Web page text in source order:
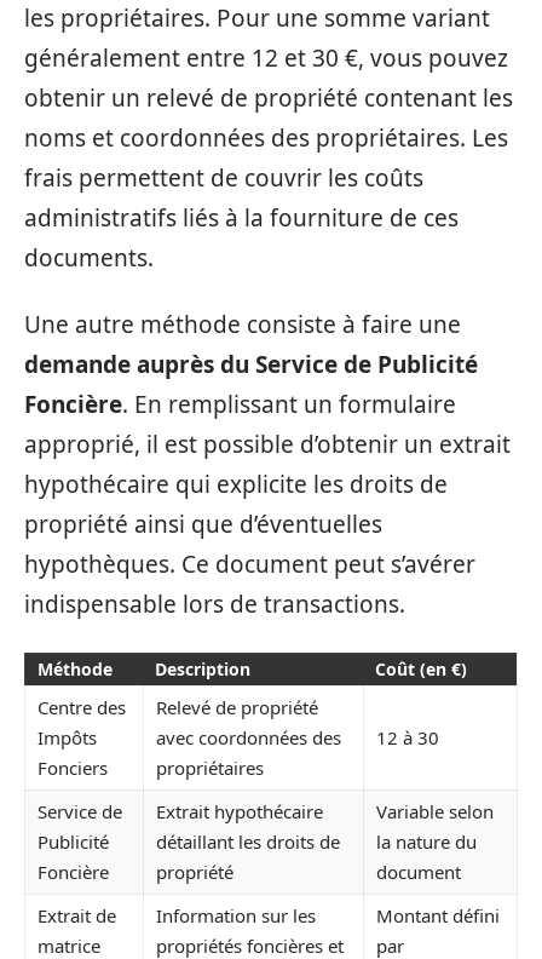
les propriétaires. Pour une somme variant
généralement entre 12 et 30 €, vous pouvez
obtenir un relevé de propriété contenant les
noms et coordonnées des propriétaires. Les
frais permettent de couvrir les coûts
administratifs liés à la fourniture de ces
documents.
Une autre méthode consiste à faire une
demande auprès du Service de Publicité
Foncière. En remplissant un formulaire
approprié, il est possible d’obtenir un extrait
hypothécaire qui explicite les droits de
propriété ainsi que d’éventuelles
hypothèques. Ce document peut s’avérer
indispensable lors de transactions.
Méthode Description Coût (en €)
Centre des
Impôts
Fonciers
Relevé de propriété
avec coordonnées des
propriétaires
12 à 30
Service de
Publicité
Foncière
Extrait hypothécaire
détaillant les droits de
propriété
Variable selon
la nature du
document
Extrait de
matrice
Information sur les
propriétés foncières et
Montant défini
par